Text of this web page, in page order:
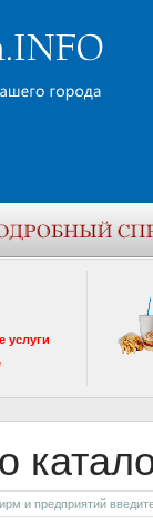
услуги
и предприятий